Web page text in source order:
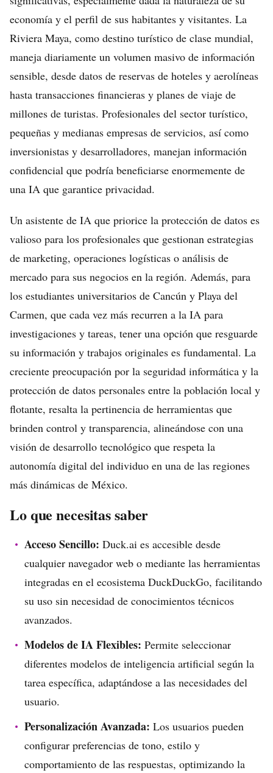
economía y el perfil de sus habitantes y visitantes. La
Riviera Maya, como destino turístico de clase mundial,
maneja diariamente un volumen masivo de información
sensible, desde datos de reservas de hoteles y aerolíneas
hasta transacciones financieras y planes de viaje de
millones de turistas. Profesionales del sector turístico,
pequeñas y medianas empresas de servicios, así como
inversionistas y desarrolladores, manejan información
confidencial que podría beneficiarse enormemente de
una IA que garantice privacidad.
Un asistente de IA que priorice la protección de datos es
valioso para los profesionales que gestionan estrategias
de marketing, operaciones logísticas o análisis de
mercado para sus negocios en la región. Además, para
los estudiantes universitarios de Cancún y Playa del
Carmen, que cada vez más recurren a la IA para
investigaciones y tareas, tener una opción que resguarde
su información y trabajos originales es fundamental. La
creciente preocupación por la seguridad informática y la
protección de datos personales entre la población local y
flotante, resalta la pertinencia de herramientas que
brinden control y transparencia, alineándose con una
visión de desarrollo tecnológico que respeta la
autonomía digital del individuo en una de las regiones
más dinámicas de México.
Lo que necesitas saber
Acceso Sencillo: Duck.ai es accesible desde
cualquier navegador web o mediante las herramientas
integradas en el ecosistema DuckDuckGo, facilitando
su uso sin necesidad de conocimientos técnicos
avanzados.
Modelos de IA Flexibles: Permite seleccionar
diferentes modelos de inteligencia artificial según la
tarea específica, adaptándose a las necesidades del
usuario.
Personalización Avanzada: Los usuarios pueden
configurar preferencias de tono, estilo y
comportamiento de las respuestas, optimizando la